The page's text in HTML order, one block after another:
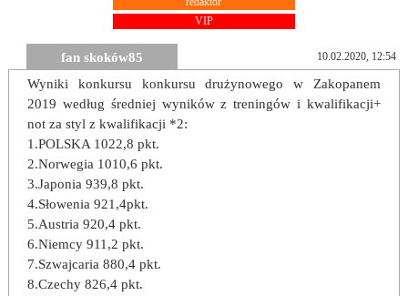
redaktor
VIP
fan skoków85 10.02.2020, 12:54
Wyniki konkursu konkursu drużynowego w Zakopanem
2019 według średniej wyników z treningów i kwalifikacji+
not za styl z kwalifikacji *2:
1.POLSKA 1022,8 pkt.
2.Norwegia 1010,6 pkt.
3.Japonia 939,8 pkt.
4.Słowenia 921,4pkt.
5.Austria 920,4 pkt.
6.Niemcy 911,2 pkt.
7.Szwajcaria 880,4 pkt.
8.Czechy 826,4 pkt.